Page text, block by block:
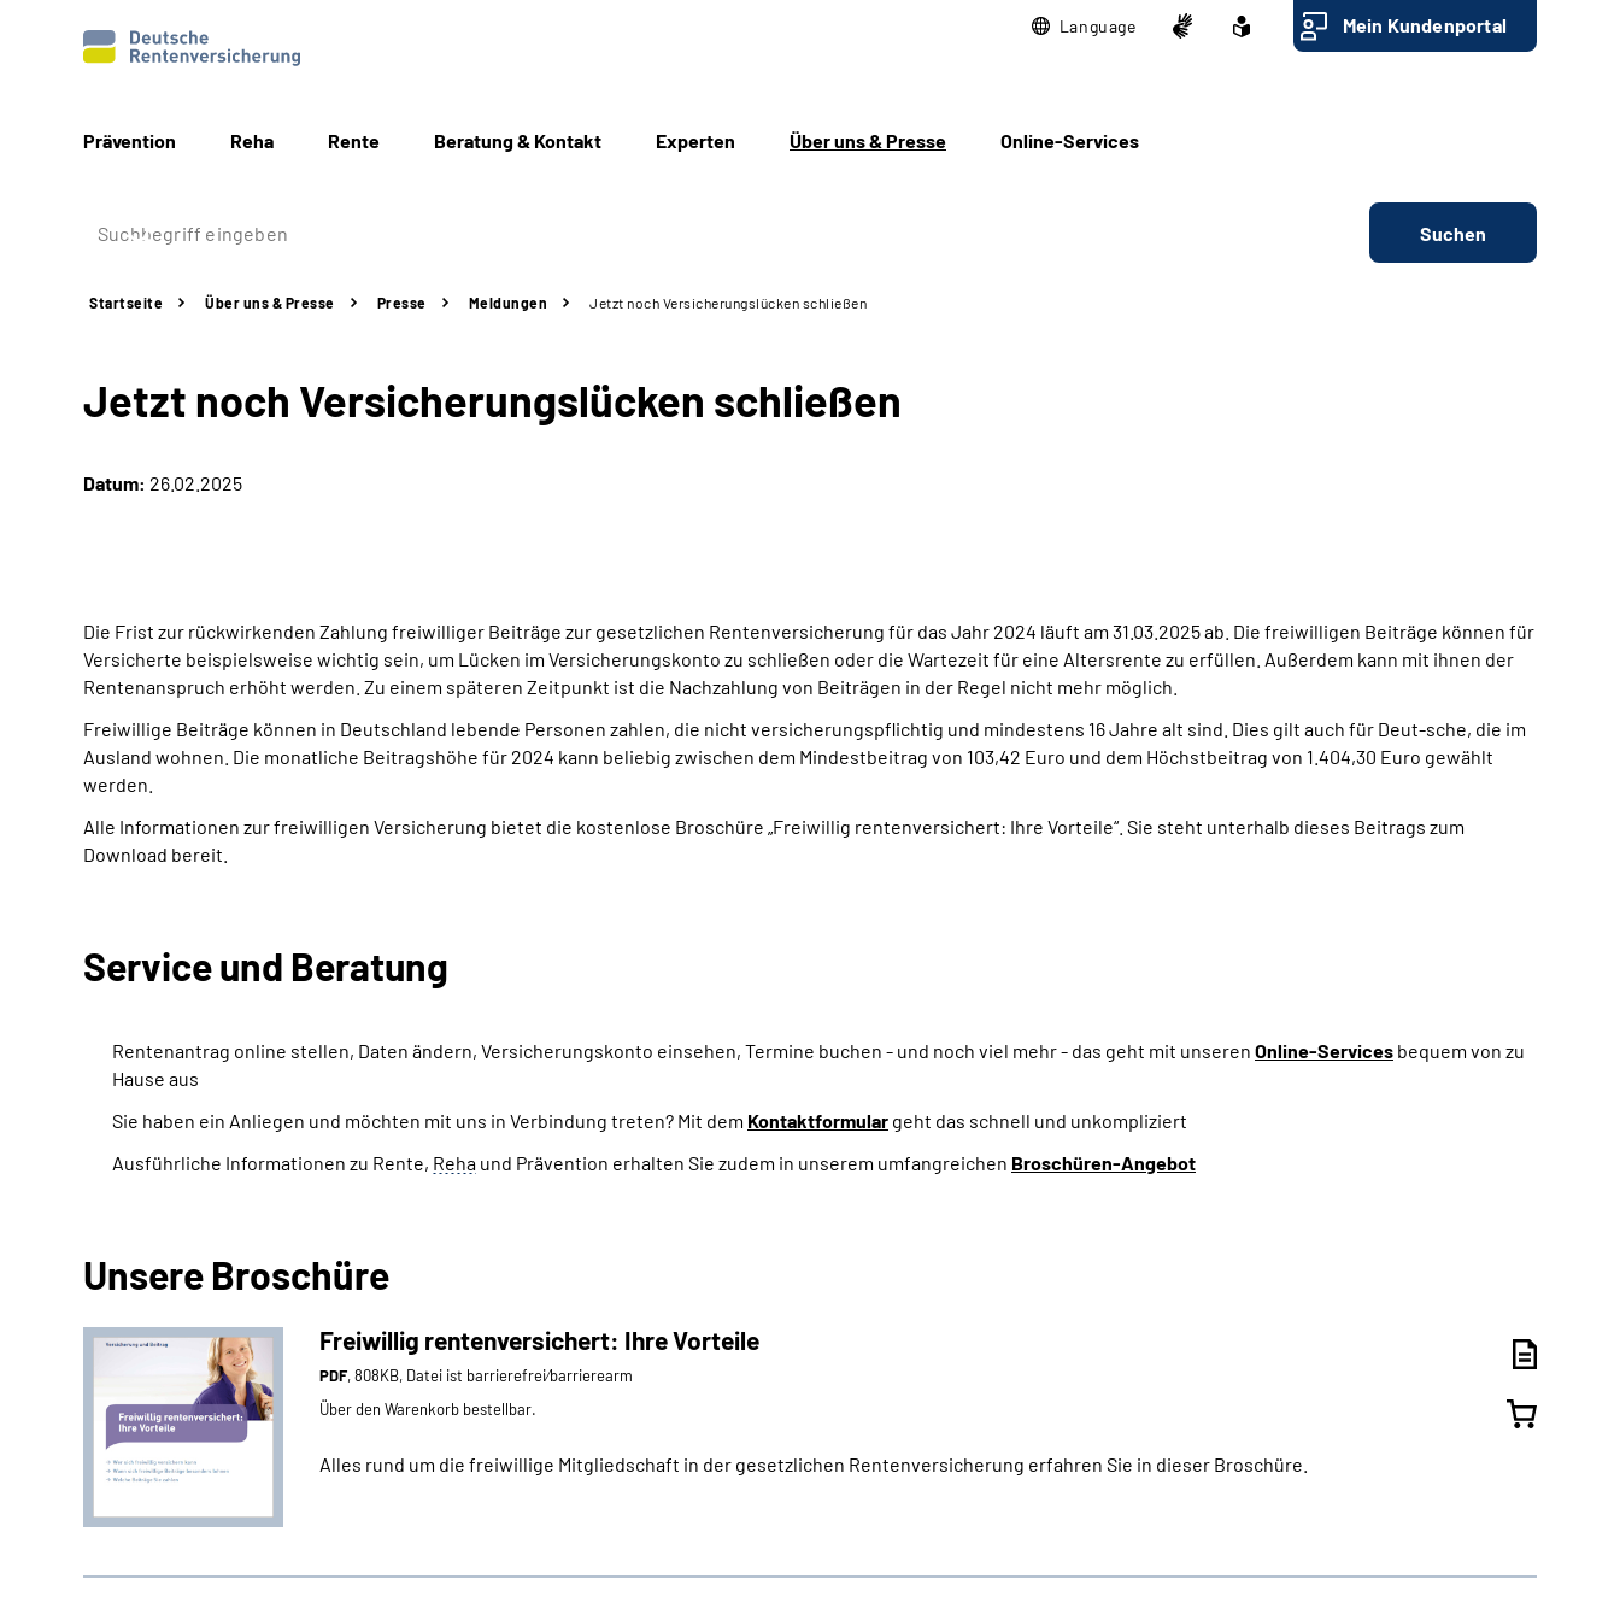
Language Mein Kundenportal
Prävention Reha Rente Beratung & Kontakt Experten Über uns & Presse Online-Services
Suchen
Startseite Über uns & Presse Presse Meldungen Jetzt noch Versicherungslücken schließen
Jetzt noch Versicherungslücken schließen
Datum: 26.02.2025
Die Frist zur rückwirkenden Zahlung freiwilliger Beiträge zur gesetzlichen Rentenversicherung für das Jahr 2024 läuft am 31.03.2025 ab. Die freiwilligen Beiträge können für
Versicherte beispielsweise wichtig sein, um Lücken im Versicherungskonto zu schließen oder die Wartezeit für eine Altersrente zu erfüllen. Außerdem kann mit ihnen der
Rentenanspruch erhöht werden. Zu einem späteren Zeitpunkt ist die Nachzahlung von Beiträgen in der Regel nicht mehr möglich.
Freiwillige Beiträge können in Deutschland lebende Personen zahlen, die nicht versicherungspflichtig und mindestens 16 Jahre alt sind. Dies gilt auch für Deut-sche, die im
Ausland wohnen. Die monatliche Beitragshöhe für 2024 kann beliebig zwischen dem Mindestbeitrag von 103,42 Euro und dem Höchstbeitrag von 1.404,30 Euro gewählt
werden.
Alle Informationen zur freiwilligen Versicherung bietet die kostenlose Broschüre „Freiwillig rentenversichert: Ihre Vorteile“. Sie steht unterhalb dieses Beitrags zum
Download bereit.
Service und Beratung
Rentenantrag online stellen, Daten ändern, Versicherungskonto einsehen, Termine buchen - und noch viel mehr - das geht mit unseren Online-Services bequem von zu
Hause aus
Sie haben ein Anliegen und möchten mit uns in Verbindung treten? Mit dem Kontaktformular geht das schnell und unkompliziert
Ausführliche Informationen zu Rente, Reha und Prävention erhalten Sie zudem in unserem umfangreichen Broschüren-Angebot
Unsere Broschüre
Freiwillig rentenversichert: Ihre Vorteile
PDF, 808KB, Datei ist barrierefrei⁄barrierearm
Über den Warenkorb bestellbar.
Alles rund um die freiwillige Mitgliedschaft in der gesetzlichen Rentenversicherung erfahren Sie in dieser Broschüre.